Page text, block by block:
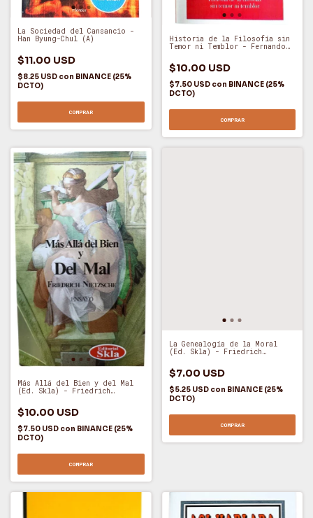
La Sociedad del Cansancio -
Han Byung-Chul (A)
$11.00 USD
$8.25 USD con BINANCE (25%
DCTO)
COMPRAR
Historia de la Filosofía sin
Temor ni Temblor - Fernando
$10.00 USD
$7.50 USD con BINANCE (25%
DCTO)
COMPRAR
Más Allá del Bien y del Mal
(Ed. Skla) - Friedrich
$10.00 USD
$7.50 USD con BINANCE (25%
DCTO)
COMPRAR
La Genealogía de la Moral
(Ed. Skla) - Friedrich
$7.00 USD
$5.25 USD con BINANCE (25%
DCTO)
COMPRAR